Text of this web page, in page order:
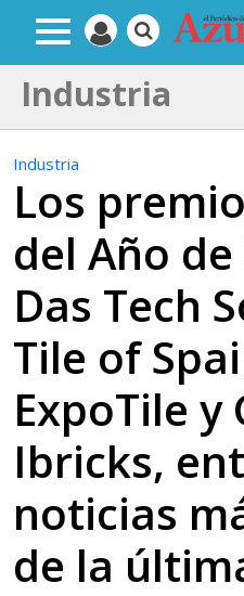
Industria
Industria
Los
del Año
Das Tech
Tile of
ExpoTile y
Ibricks,
noticias
de la